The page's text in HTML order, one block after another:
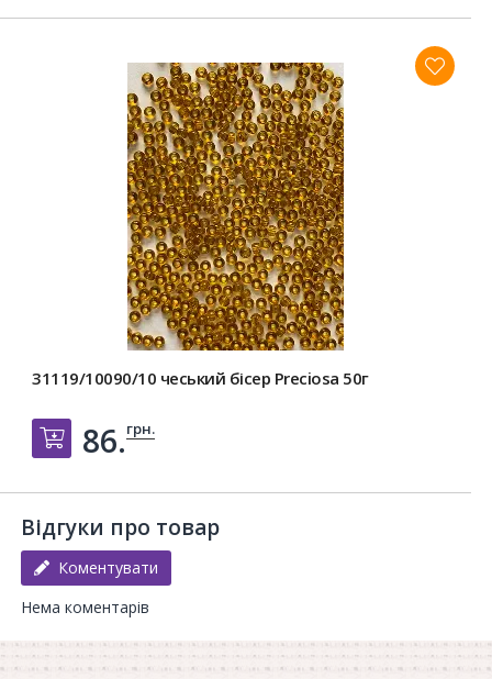
31119/10090/10 чеський бісер Preciosa 50г
Добавить в корзину
86.грн.
Відгуки про товар
Коментувати
Нема коментарів